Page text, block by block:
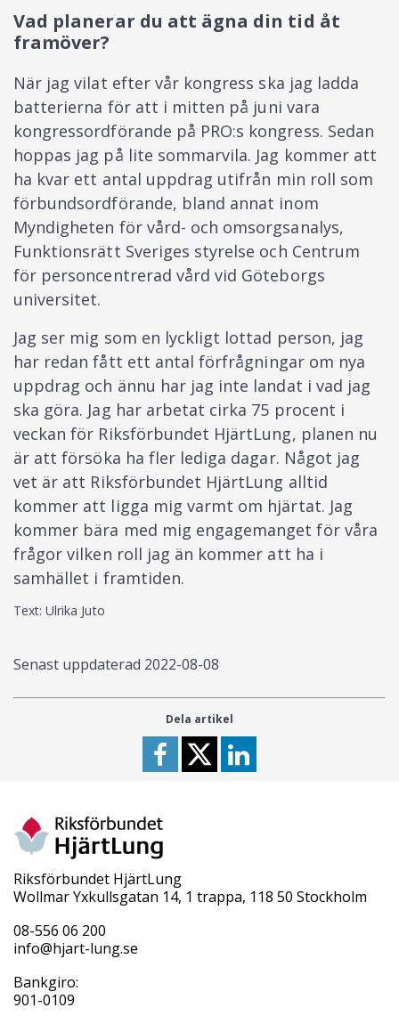
Vad planerar du att ägna din tid åt
framöver?
När jag vilat efter vår kongress ska jag ladda
batterierna för att i mitten på juni vara
kongressordförande på PRO:s kongress. Sedan
hoppas jag på lite sommarvila. Jag kommer att
ha kvar ett antal uppdrag utifrån min roll som
förbundsordförande, bland annat inom
Myndigheten för vård- och omsorgsanalys,
Funktionsrätt Sveriges styrelse och Centrum
för personcentrerad vård vid Göteborgs
universitet.
Jag ser mig som en lyckligt lottad person, jag
har redan fått ett antal förfrågningar om nya
uppdrag och ännu har jag inte landat i vad jag
ska göra. Jag har arbetat cirka 75 procent i
veckan för Riksförbundet HjärtLung, planen nu
är att försöka ha fler lediga dagar. Något jag
vet är att Riksförbundet HjärtLung alltid
kommer att ligga mig varmt om hjärtat. Jag
kommer bära med mig engagemanget för våra
frågor vilken roll jag än kommer att ha i
samhället i framtiden.
Text: Ulrika Juto
Senast uppdaterad 2022-08-08
Dela artikel
Riksförbundet HjärtLung
Wollmar Yxkullsgatan 14, 1 trappa, 118 50 Stockholm
08-556 06 200
info@hjart-lung.se
Bankgiro:
901-0109